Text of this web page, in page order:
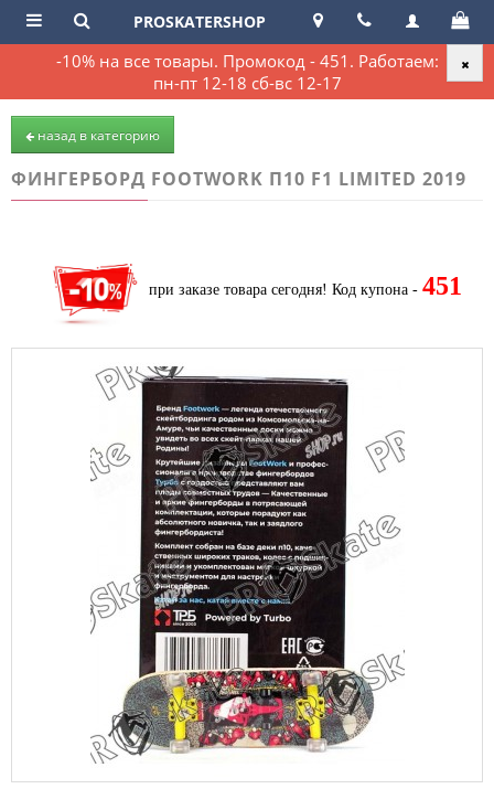
-10% на все товары. Промокод - 451. Работаем:
пн-пт 12-18 сб-вс 12-17
PROSKATERSHOP
назад в категорию
ФИНГЕРБОРД FOOTWORK П10 F1 LIMITED 2019
при заказе товара сегодня! Код купона - 451